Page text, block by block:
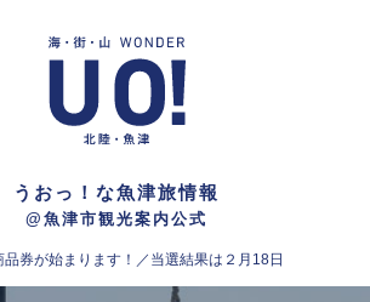
うおっ！な魚津旅情報
@魚津市観光案内公式
券が始まります！／当選結果は２月18日